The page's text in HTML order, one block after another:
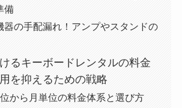
備
器の手配漏れ！アンプやスタンドの
るキーボードレンタルの料金
を抑えるための戦略
から月単位の料金体系と選び方